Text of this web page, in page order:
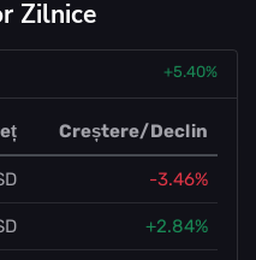
Zilnice
+5.40%
Creștere/Declin
-3.46%
+2.84%